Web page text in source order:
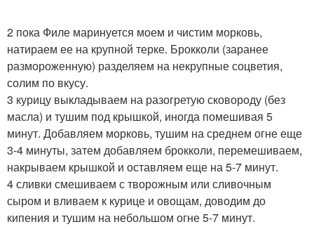
2 пока Филе маринуется моем и чистим морковь,
натираем ее на крупной терке. Брокколи (заранее
размороженную) разделяем на некрупные соцветия,
солим по вкусу.
3 курицу выкладываем на разогретую сковороду (без
масла) и тушим под крышкой, иногда помешивая 5
минут. Добавляем морковь, тушим на среднем огне еще
3-4 минуты, затем добавляем брокколи, перемешиваем,
накрываем крышкой и оставляем еще на 5-7 минут.
4 сливки смешиваем с творожным или сливочным
сыром и вливаем к курице и овощам, доводим до
кипения и тушим на небольшом огне 5-7 минут.